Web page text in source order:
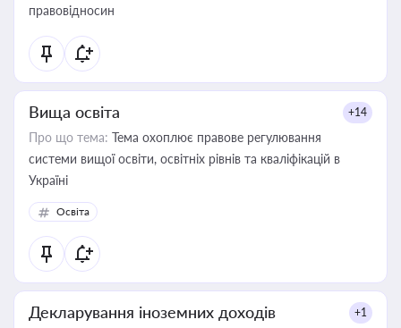
правовідносин
Вища освіта +14
Про що тема: Тема охоплює правове регулювання
системи вищої освіти, освітніх рівнів та кваліфікацій в
Україні
Освіта
Декларування іноземних доходів +1